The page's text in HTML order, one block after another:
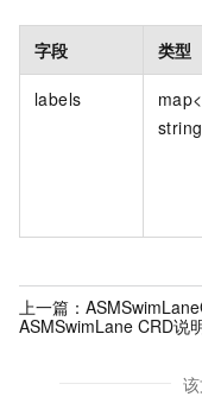
字段 类型
labels
上一篇：
ASMSwimLane CRD说